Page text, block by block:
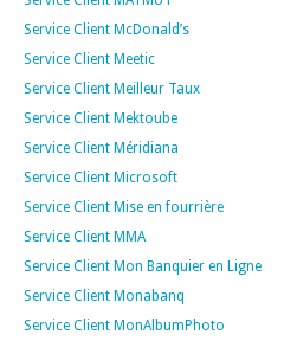
Service Client McDonald’s
Service Client Meetic
Service Client Meilleur Taux
Service Client Mektoube
Service Client Méridiana
Service Client Microsoft
Service Client Mise en fourrière
Service Client MMA
Service Client Mon Banquier en Ligne
Service Client Monabanq
Service Client MonAlbumPhoto